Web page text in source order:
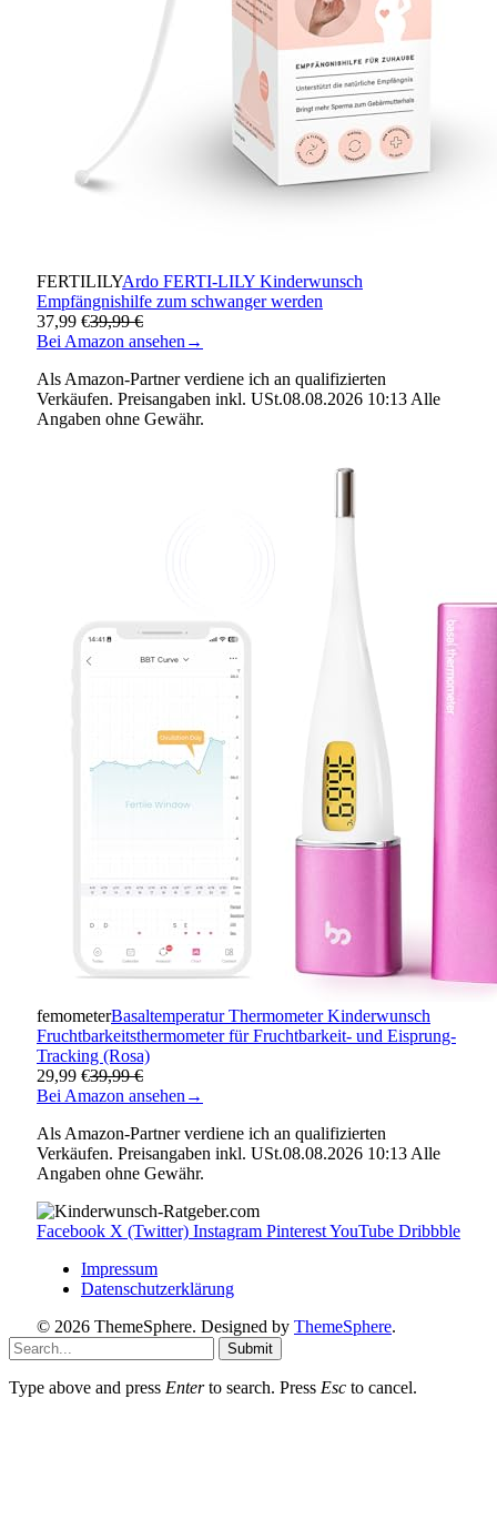
FERTILILYArdo FERTI-LILY Kinderwunsch
Empfängnishilfe zum schwanger werden
37,99 €39,99 €
Bei Amazon ansehen →
Als Amazon-Partner verdiene ich an qualifizierten
Verkäufen. Preisangaben inkl. USt.08.08.2026 10:13 Alle
Angaben ohne Gewähr.
femometerBasaltemperatur Thermometer Kinderwunsch
Fruchtbarkeitsthermometer für Fruchtbarkeit- und Eisprung-
Tracking (Rosa)
29,99 €39,99 €
Bei Amazon ansehen →
Als Amazon-Partner verdiene ich an qualifizierten
Verkäufen. Preisangaben inkl. USt.08.08.2026 10:13 Alle
Angaben ohne Gewähr.
Facebook X (Twitter) Instagram PinterestYouTube Dribbble
Impressum
Datenschutzerklärung
© 2026 ThemeSphere. Designed by ThemeSphere.
Submit
Type above and press Enterto search. Press Esc to cancel.